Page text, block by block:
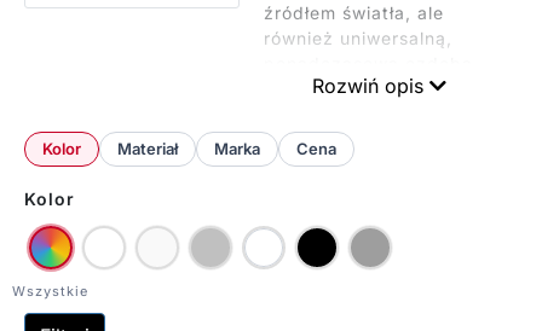
źródłem światła, ale
również uniwersalną,
wnętrza, która pasuje do
Lampy podłogowe w
kolorze srebra doskonale
apartamentach,
klasycznych sypialniach
Rozwiń opis
Kolor Materiał Marka Cena
Kolor